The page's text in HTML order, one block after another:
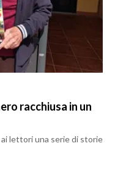
racchiusa in un
ai lettori una serie di storie